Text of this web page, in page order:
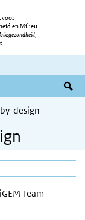
voor
en Milieu
design
Team